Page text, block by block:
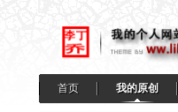
首页 我的原创